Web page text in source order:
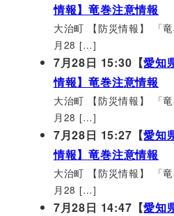
情報】竜巻注意情報
大治町 【防災情報】 「
月28 […]
7月28日 15:30【愛知
情報】竜巻注意情報
大治町 【防災情報】 「
月28 […]
7月28日 15:27【愛知
情報】竜巻注意情報
大治町 【防災情報】 「
月28 […]
7月28日 14:47【愛知